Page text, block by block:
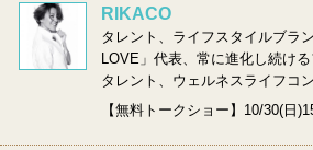
RIKACO
タレント、ライフスタイルブラ
LOVE」代表、常に進化し続け
タレント、ウェルネスライフコ
【無料トークショー】10/30(日